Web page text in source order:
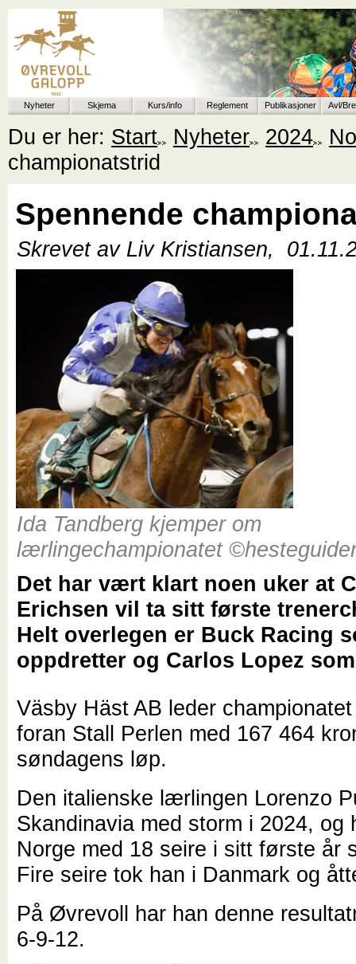
Nyheter Skjema Kurs/info Reglement Publikasjoner Avl/
Du er her: Start Nyheter 2024
championatstrid
Spennende
Skrevet av Liv Kristiansen,
Ida Tandberg kjemper om
lærlingechampionatet
Det har vært klart noen uker at
Erichsen vil ta sitt første
Helt overlegen er Buck Racing
oppdretter og Carlos Lopez
Väsby Häst AB leder
foran Stall Perlen med 167 464
søndagens løp.
Den italienske lærlingen Lorenzo
Skandinavia med storm i 2024, og
Norge med 18 seire i sitt første år
Fire seire tok han i Danmark og
På Øvrevoll har han denne
6-9-12.